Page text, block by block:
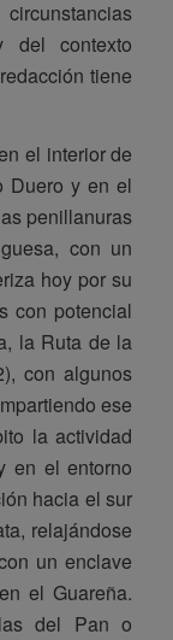
del contexto
tiene
el interior de
Duero y en el
penillanuras
con un
hoy por su
con potencial
la Ruta de la
con algunos
ese
la actividad
en el entorno
hacia el sur
relajándose
un enclave
el Guareña.
del Pan o